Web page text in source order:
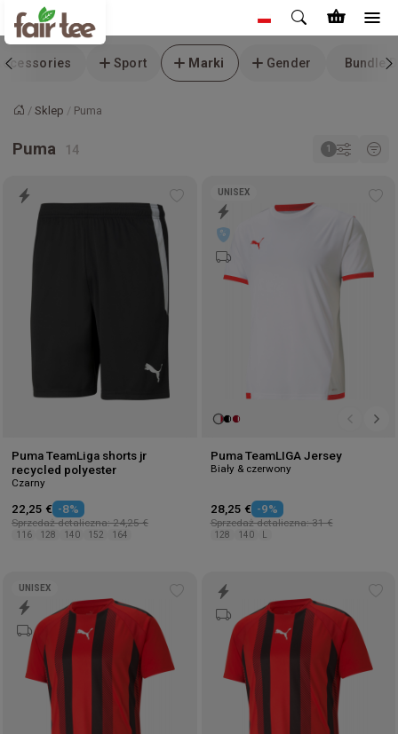
Sport Marki Gender Bundle
Strona główna
Sklep Puma
Puma
wishlist
Puma TeamLiga shorts jr
recycled polyester
Czarny
22,25 € -8%
Sprzedaż detaliczna: 24,25 €
116 128 140 152 164
UNISEX
Puma TeamLIGA Jersey
Biały & czerwony
28,25 € -9%
Sprzedaż detaliczna: 31 €
128 140
UNISEX